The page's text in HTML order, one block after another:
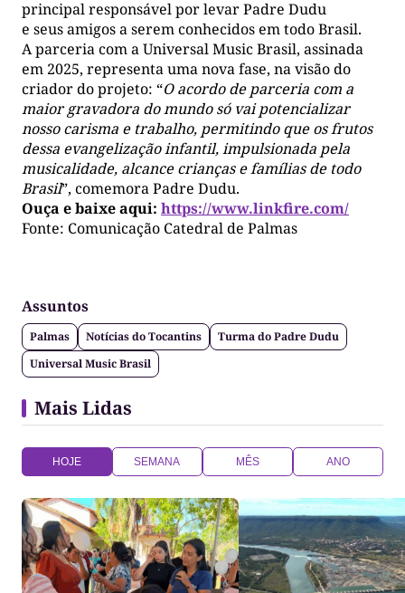
principal responsável por levar Padre Dudu
e seus amigos a serem conhecidos em todo Brasil.
A parceria com a Universal Music Brasil, assinada
em 2025, representa uma nova fase, na visão do
criador do projeto: “O acordo de parceria com a
maior gravadora do mundo só vai potencializar
nosso carisma e trabalho, permitindo que os frutos
dessa evangelização infantil, impulsionada pela
musicalidade, alcance crianças e famílias de todo
Brasil”, comemora Padre Dudu.
Ouça e baixe aqui: https://www.linkfire.com/
Fonte: Comunicação Catedral de Palmas
Assuntos
Palmas Notícias do Tocantins
Turma do Padre Dudu
Universal Music Brasil
Mais Lidas
HOJE SEMANA MÊS ANO